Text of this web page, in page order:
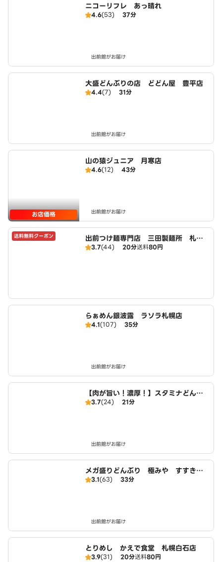
ニコーリフレ あっ晴れ
4.6(53) 37分
出前館がお届け
大盛どんぶりの店 どどん屋 豊平店
4.4(7) 31分
出前館がお届け
お店価格
山の猿ジュニア 月寒店
4.6(12) 43分
出前館がお届け
送料無料クーポン
出前つけ麺専門店 三田製麺所 札幌
白石店
3.7(44) 20分送料80円
らぁめん銀波露 ラソラ札幌店
4.1(107) 35分
出前館がお届け
【肉が旨い！濃厚！】スタミナどんぶ
り 肉と米 平岸店
3.7(24) 21分
出前館がお届け
メガ盛りどんぶり 極みや すすきの
店3.1(63) 33分
出前館がお届け
とりめし かえで食堂 札幌白石店
3.9(31) 20分送料80円